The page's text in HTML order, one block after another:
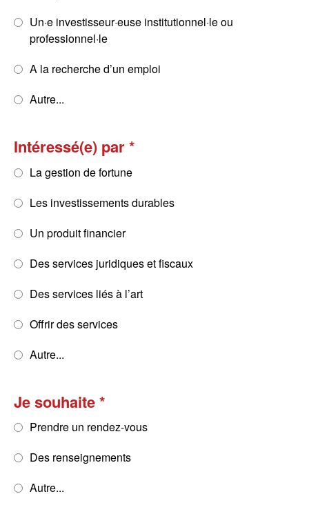
Un·e investisseur·euse institutionnel·le ou
professionnel·le
A la recherche d’un emploi
Autre...
Intéressé(e) par
La gestion de fortune
Les investissements durables
Un produit financier
Des services juridiques et fiscaux
Des services liés à l’art
Offrir des services
Autre...
Je souhaite
Prendre un rendez-vous
Des renseignements
Autre...